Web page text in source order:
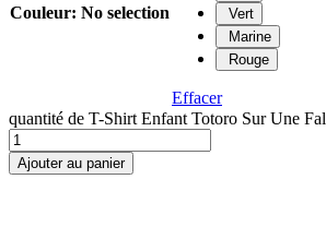
Couleur: No selection
Vert
Marine
Rouge
Effacer
quantité de T-Shirt Enfant Totoro Sur Une
Ajouter au panier